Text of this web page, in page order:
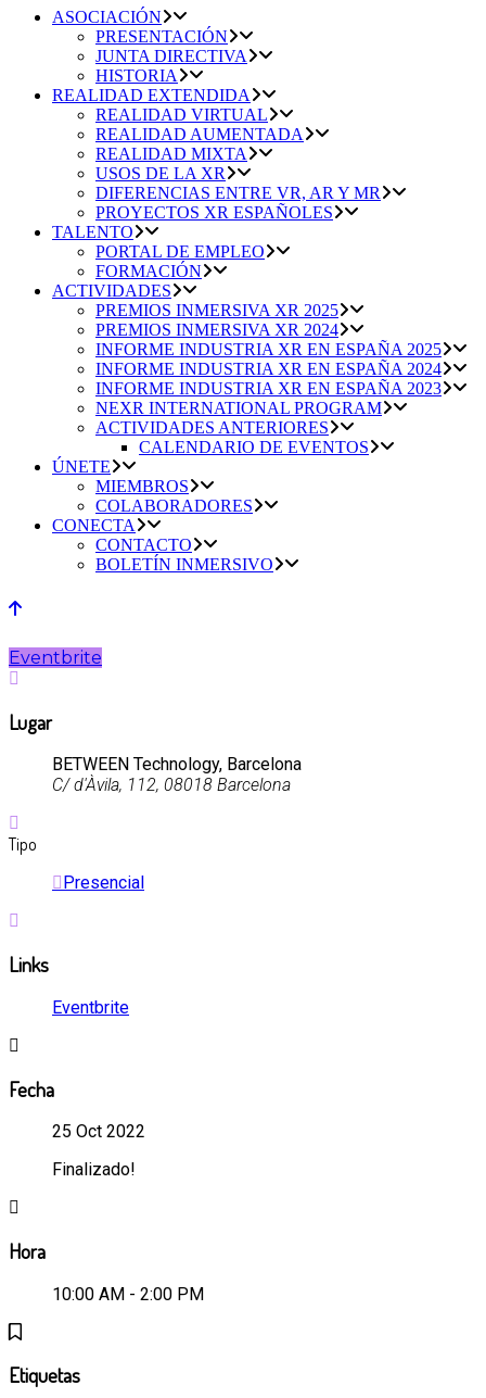
ASOCIACIÓN
PRESENTACIÓN
JUNTA DIRECTIVA
HISTORIA
REALIDAD EXTENDIDA
REALIDAD VIRTUAL
REALIDAD AUMENTADA
REALIDAD MIXTA
USOS DE LA XR
DIFERENCIAS ENTRE VR, AR Y MR
PROYECTOS XR ESPAÑOLES
TALENTO
PORTAL DE EMPLEO
FORMACIÓN
ACTIVIDADES
PREMIOS INMERSIVA XR 2025
PREMIOS INMERSIVA XR 2024
INFORME INDUSTRIA XR EN ESPAÑA 2025
INFORME INDUSTRIA XR EN ESPAÑA 2024
INFORME INDUSTRIA XR EN ESPAÑA 2023
NEXR INTERNATIONAL PROGRAM
ACTIVIDADES ANTERIORES
CALENDARIO DE EVENTOS
ÚNETE
MIEMBROS
COLABORADORES
CONECTA
CONTACTO
BOLETÍN INMERSIVO
Eventbrite
Lugar
BETWEEN Technology, Barcelona
C/ d'Àvila, 112, 08018 Barcelona
Tipo
Presencial
Links
Eventbrite
Fecha
25 Oct 2022
Finalizado!
Hora
10:00 AM - 2:00 PM
Etiquetas